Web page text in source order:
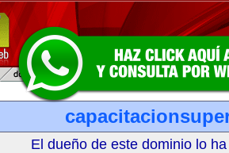
El dueño de este dominio lo